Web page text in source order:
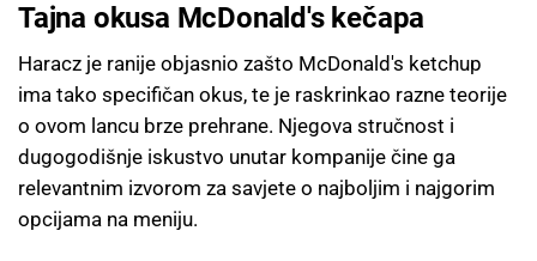
Tajna okusa McDonald's kečapa
Haracz je ranije objasnio zašto McDonald's ketchup
ima tako specifičan okus, te je raskrinkao razne teorije
o ovom lancu brze prehrane. Njegova stručnost i
dugogodišnje iskustvo unutar kompanije čine ga
relevantnim izvorom za savjete o najboljim i najgorim
opcijama na meniju.